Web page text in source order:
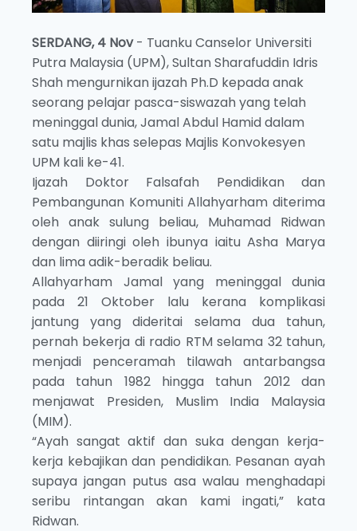
SERDANG, 4 Nov- Tuanku Canselor Universiti
Putra Malaysia (UPM), Sultan Sharafuddin Idris
Shah mengurnikan ijazah Ph.D kepada anak
seorang pelajar pasca-siswazah yang telah
meninggal dunia, Jamal Abdul Hamid dalam
satu majlis khas selepas Majlis Konvokesyen
UPM kali ke-41.
Ijazah Doktor Falsafah Pendidikan dan
Pembangunan Komuniti Allahyarham diterima
oleh anak sulung beliau, Muhamad Ridwan
dengan diiringi oleh ibunya iaitu Asha Marya
dan lima adik-beradik beliau.
Allahyarham Jamal yang meninggal dunia
pada 21 Oktober lalu kerana komplikasi
jantung yang dideritai selama dua tahun,
pernah bekerja di radio RTM selama 32 tahun,
menjadi penceramah tilawah antarbangsa
pada tahun 1982 hingga tahun 2012 dan
menjawat Presiden, Muslim India Malaysia
(MIM).
“Ayah sangat aktif dan suka dengan kerja-
kerja kebajikan dan pendidikan. Pesanan ayah
supaya jangan putus asa walau menghadapi
seribu rintangan akan kami ingati,” kata
Ridwan.